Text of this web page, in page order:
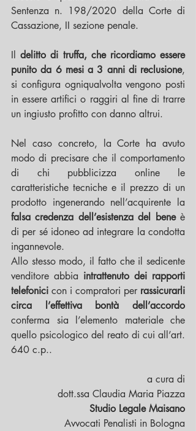
Sentenza n. 198/2020 della Corte di
Cassazione, II sezione penale.
Il delitto di truffa, che ricordiamo essere
punito da 6 mesi a 3 anni di reclusione,
si configura ogniqualvolta vengono posti
in essere artifici o raggiri al fine di trarre
un ingiusto profitto con danno altrui.
Nel caso concreto, la Corte ha avuto
modo di precisare che il comportamento
di chi pubblicizza online le
caratteristiche tecniche e il prezzo di un
falsa credenza dell’esistenza del bene è
di per sé idoneo ad integrare la condotta
ingannevole.
Allo stesso modo, il fatto che il sedicente
venditore abbia intrattenuto dei rapporti
telefonici con i compratori per rassicurarli
circa l’effettiva bontà dell’accordo
conferma sia l’elemento materiale che
quello psicologico del reato di cui all’art.
640 c.p..
a cura di
dott.ssa Claudia Maria Piazza
Studio Legale Maisano
Avvocati Penalisti in Bologna